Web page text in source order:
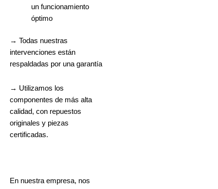
un funcionamiento
óptimo
→ Todas nuestras
intervenciones están
respaldadas por una garantía
→ Utilizamos los
componentes de más alta
calidad, con repuestos
originales y piezas
certificadas.
En nuestra empresa, nos